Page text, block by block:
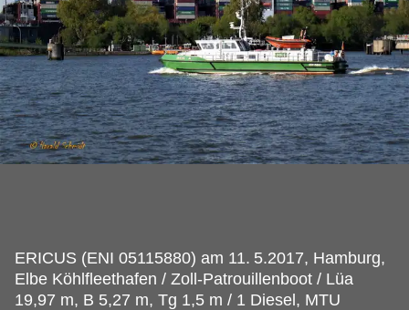
ERICUS (ENI 05115880) am 11. 5.2017, Hamburg,
Elbe Köhlfleethafen / Zoll-Patrouillenboot / Lüa
19,97 m, B 5,27 m, Tg 1,5 m / 1 Diesel, MTU